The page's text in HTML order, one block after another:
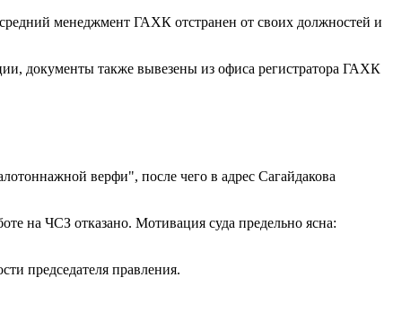
менеджмент ГАХК отстранен от своих должностей и
документы также вывезены из офиса регистратора ГАХК
верфи", после чего в адрес Сагайдакова
на ЧСЗ отказано. Мотивация суда предельно ясна:
председателя правления.